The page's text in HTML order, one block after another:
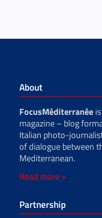
About
FocusMéditerranée
magazine – blog
Italian photo-
of dialogue between
Mediterranean.
Read more >
Partnership